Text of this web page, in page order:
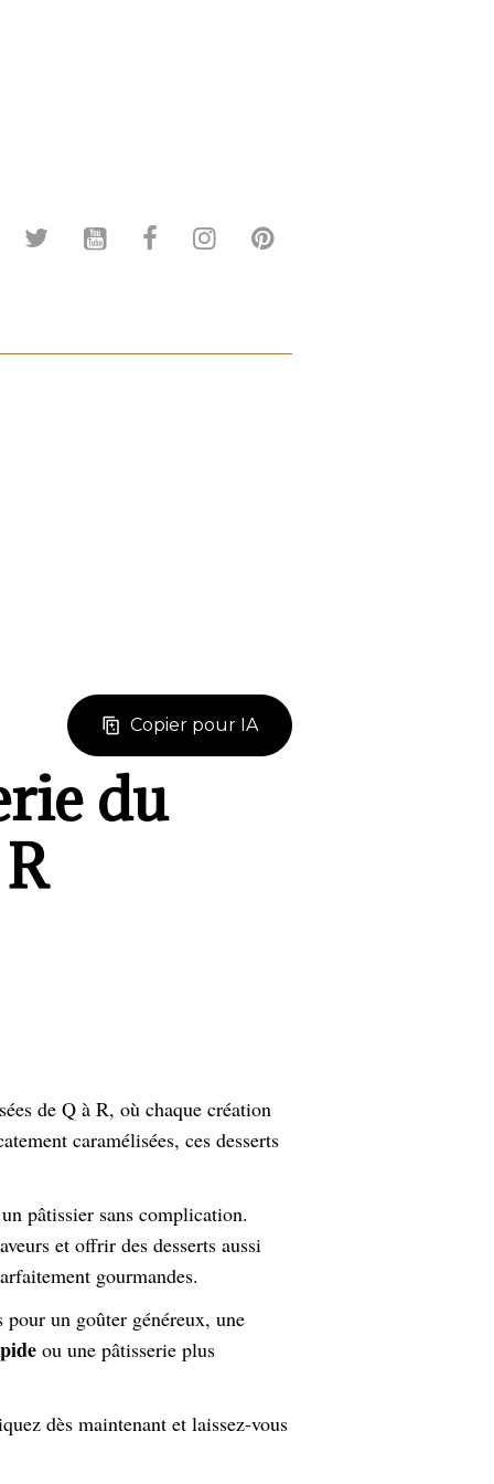
Copier pour IA
du
de Q à R, où chaque création
caramélisées, ces desserts
pâtissier sans complication.
et offrir des desserts aussi
gourmandes.
un goûter généreux, une
ou une pâtisserie plus
dès maintenant et laissez-vous